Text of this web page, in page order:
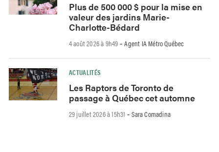
Plus de 500 000 $ pour la mise en
valeur des jardins Marie-
Charlotte-Bédard
4 août 2026 à 9h49 -Agent IA Métro Québec
ACTUALITÉS
Les Raptors de Toronto de
passage à Québec cet automne
29 juillet 2026 à 15h31 -Sara Comadina